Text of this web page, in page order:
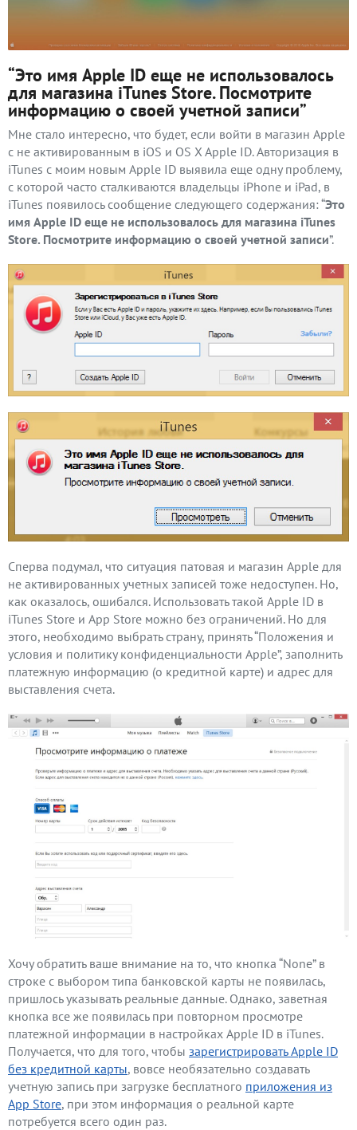
“Это имя Apple ID еще не использовалось
для магазина iTunes Store. Посмотрите
информацию о своей учетной записи”
Мне стало интересно, что будет, если войти в магазин Apple
с не активированным в iOS и OS X Apple ID. Авторизация в
iTunes с моим новым Apple ID выявила еще одну проблему,
с которой часто сталкиваются владельцы iPhone и iPad, в
iTunes появилось сообщение следующего содержания: “Это
имя Apple ID еще не использовалось для магазина iTunes
Store. Посмотрите информацию о своей учетной записи”.
Сперва подумал, что ситуация патовая и магазин Apple для
не активированных учетных записей тоже недоступен. Но,
как оказалось, ошибался. Использовать такой Apple ID в
iTunes Store и App Store можно без ограничений. Но для
этого, необходимо выбрать страну, принять “Положения и
условия и политику конфиденциальности Apple”, заполнить
платежную информацию (о кредитной карте) и адрес для
выставления счета.
Хочу обратить ваше внимание на то, что кнопка “None” в
строке с выбором типа банковской карты не появилась,
пришлось указывать реальные данные. Однако, заветная
кнопка все же появилась при повторном просмотре
платежной информации в настройках Apple ID в iTunes.
Получается, что для того, чтобы зарегистрировать Apple ID
без кредитной карты, вовсе необязательно создавать
учетную запись при загрузке бесплатного приложения из
App Store, при этом информация о реальной карте
потребуется всего один раз.